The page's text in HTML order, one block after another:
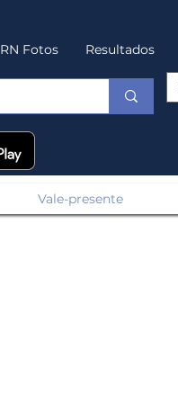
RN Fotos Resultados
Vale-presente